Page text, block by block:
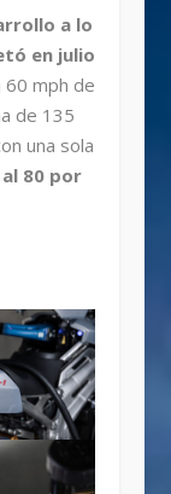
a lo
en julio
mph de
de 135
una sola
80 por